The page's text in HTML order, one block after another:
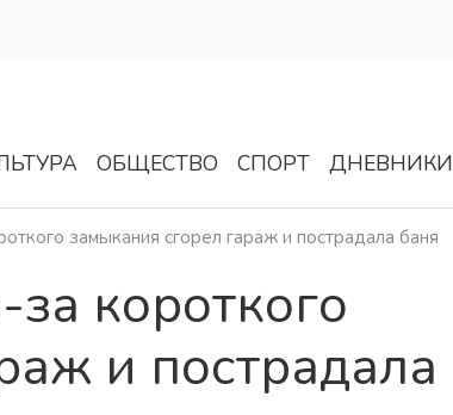
ОБЩЕСТВО СПОРТ ДНЕВНИКИ
замыкания сгорел гараж и пострадала баня
короткого
и пострадала